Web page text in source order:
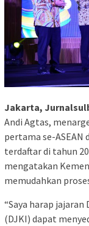
Jakarta,
Andi Agtas,
pertama se-
terdaftar di tahun
mengatakan
memudahkan
“Saya harap
(DJKI) dapat